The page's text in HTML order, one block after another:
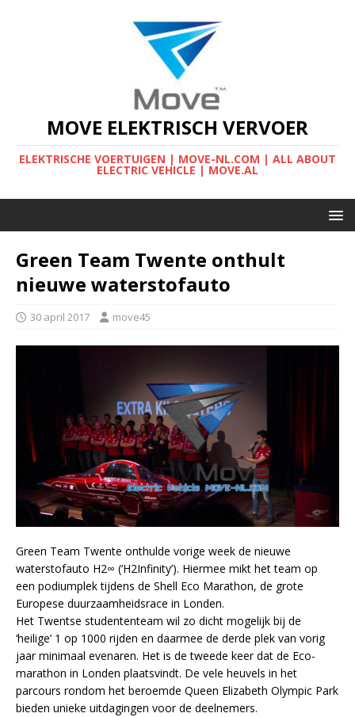
MOVE ELEKTRISCH VERVOER
ELEKTRISCHE VOERTUIGEN | MOVE-NL.COM | ALL ABOUT
ELECTRIC VEHICLE | MOVE.AL
Green Team Twente onthult
nieuwe waterstofauto
30 april 2017 move45
Green Team Twente onthulde vorige week de nieuwe
waterstofauto H2∞ (‘H2Infinity’). Hiermee mikt het team op
een podiumplek tijdens de Shell Eco Marathon, de grote
Europese duurzaamheidsrace in Londen.
Het Twentse studententeam wil zo dicht mogelijk bij de
‘heilige’ 1 op 1000 rijden en daarmee de derde plek van vorig
jaar minimaal evenaren. Het is de tweede keer dat de Eco-
marathon in Londen plaatsvindt. De vele heuvels in het
parcours rondom het beroemde Queen Elizabeth Olympic Park
bieden unieke uitdagingen voor de deelnemers.